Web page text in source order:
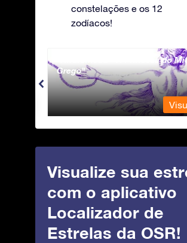
constelações e os 12
zodíacos!
Andromeda - A Princesa do
Grego
Visualize sua
com o aplicativo
Localizador de
Estrelas da OSR!